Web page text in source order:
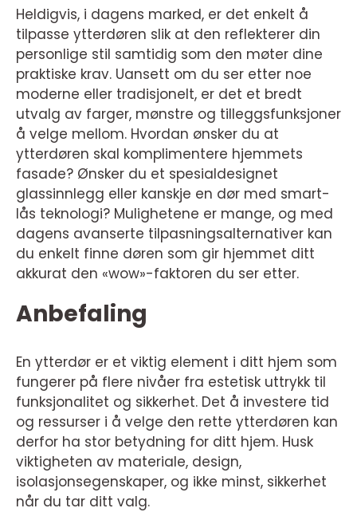
Heldigvis, i dagens marked, er det enkelt å
tilpasse ytterdøren slik at den reflekterer din
personlige stil samtidig som den møter dine
praktiske krav. Uansett om du ser etter noe
moderne eller tradisjonelt, er det et bredt
utvalg av farger, mønstre og tilleggsfunksjoner
å velge mellom. Hvordan ønsker du at
ytterdøren skal komplimentere hjemmets
fasade? Ønsker du et spesialdesignet
glassinnlegg eller kanskje en dør med smart-
lås teknologi? Mulighetene er mange, og med
dagens avanserte tilpasningsalternativer kan
du enkelt finne døren som gir hjemmet ditt
akkurat den «wow»-faktoren du ser etter.
Anbefaling
En ytterdør er et viktig element i ditt hjem som
fungerer på flere nivåer fra estetisk uttrykk til
funksjonalitet og sikkerhet. Det å investere tid
og ressurser i å velge den rette ytterdøren kan
derfor ha stor betydning for ditt hjem. Husk
viktigheten av materiale, design,
isolasjonsegenskaper, og ikke minst, sikkerhet
når du tar ditt valg.